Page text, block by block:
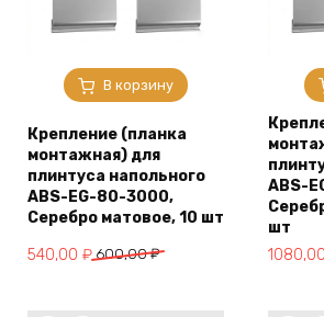
В корзину
Крепление (планка
монтажная) для
плинтуса напольного
ABS-EG-80-3000,
Серебро матовое, 10 шт
600,00₽
Первоначальная
540,00 ₽
Текущая
ABS-
шт
1080,00
Текущая